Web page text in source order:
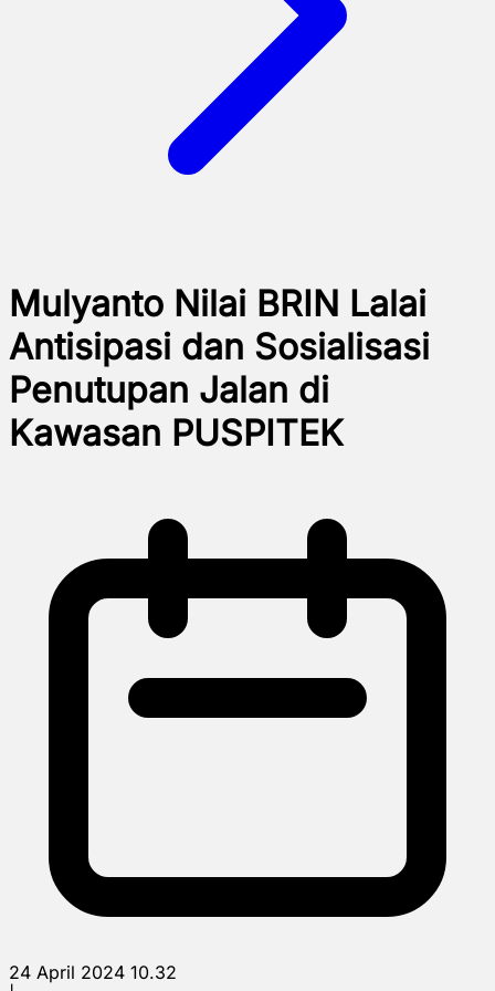
Mulyanto Nilai BRIN Lalai
Antisipasi dan Sosialisasi
Penutupan Jalan di
Kawasan PUSPITEK
24 April 2024 10.32